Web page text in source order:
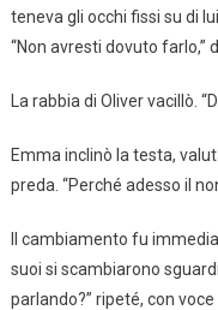
teneva gli occhi fissi su di
“Non avresti dovuto farlo,”
La rabbia di Oliver vacillò.
Emma inclinò la testa,
preda. “Perché adesso il
Il cambiamento fu
suoi si scambiarono
parlando?” ripeté, con